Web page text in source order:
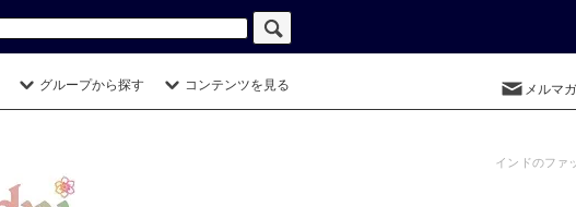
グループから探す コンテンツを見る メルマ
インドのファ